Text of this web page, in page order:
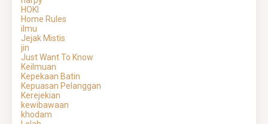
HOKI
Home Rules
ilmu
Jejak Mistis
jin
Just Want To Know
Keilmuan
Kepekaan Batin
Kepuasan Pelanggan
Kerejekian
kewibawaan
khodam